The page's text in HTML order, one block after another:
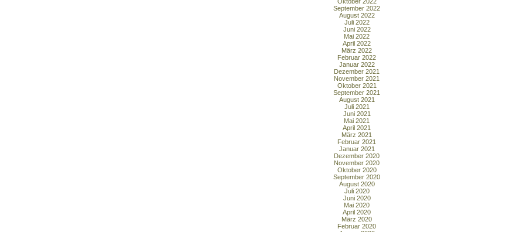
September 2022
August 2022
Juli 2022
Juni 2022
Mai 2022
April 2022
März 2022
Februar 2022
Januar 2022
Dezember 2021
November 2021
Oktober 2021
September 2021
August 2021
Juli 2021
Juni 2021
Mai 2021
April 2021
März 2021
Februar 2021
Januar 2021
Dezember 2020
November 2020
Oktober 2020
September 2020
August 2020
Juli 2020
Juni 2020
Mai 2020
April 2020
März 2020
Februar 2020